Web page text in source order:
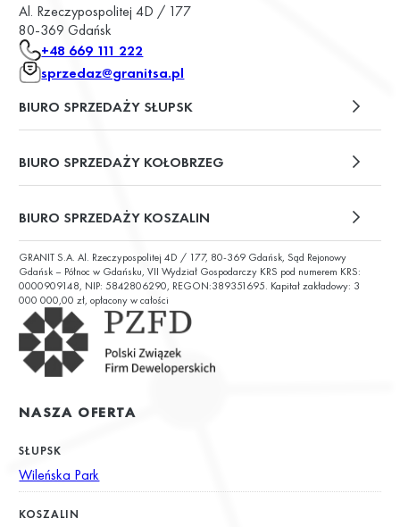
Al. Rzeczypospolitej 4D / 177
80-369 Gdańsk
+48 669 111 222
sprzedaz@granitsa.pl
BIURO SPRZEDAŻY SŁUPSK
plac Władysława Broniewskiego 13/u2
BIURO SPRZEDAŻY KOŁOBRZEG
ul. Św. Wojciecha 6
BIURO SPRZEDAŻY KOSZALIN
ul. Chałubińskiego 9
GRANIT S.A. Al. Rzeczypospolitej 4D / 177, 80-369 Gdańsk, Sąd Rejonowy
Gdańsk – Północ w Gdańsku, VII Wydział Gospodarczy KRS pod numerem KRS:
0000909148, NIP: 5842806290, REGON:389351695. Kapitał zakładowy: 3
000 000,00 zł, opłacony w całości
NASZA OFERTA
SŁUPSK
Wileńska Park
KOSZALIN